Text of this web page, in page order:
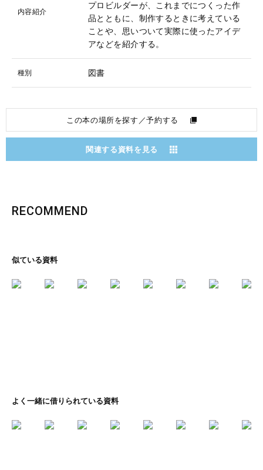
内容紹介
プロビルダーが、これまでにつくった作
品とともに、制作するときに考えている
ことや、思いついて実際に使ったアイデ
アなどを紹介する。
種別 図書
この本の場所を探す／予約する
関連する資料を見る
RECOMMEND
似ている資料
よく一緒に借りられている資料